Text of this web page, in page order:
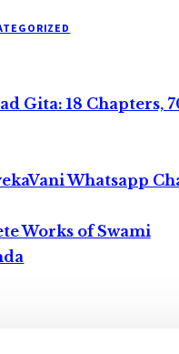
Gita: 18 Chapters,
Whatsapp
Works of Swami